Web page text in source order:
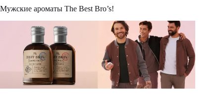
Мужские ароматы The Best Bro’s!